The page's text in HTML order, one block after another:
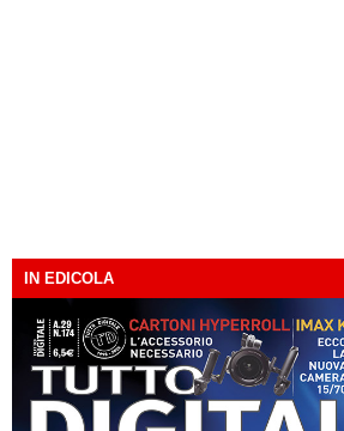
IN EDICOLA